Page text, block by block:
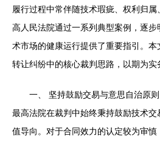
履行过程中常伴随技术瑕疵、权利归
高人民法院通过一系列典型案例，逐
术市场的健康运行提供了重要指引。
转让纠纷中的核心裁判思路，以期为实
一、 坚持鼓励交易与意思自治原
最高法院在裁判中始终秉持鼓励技术
值导向。对于合同效力的认定较为审